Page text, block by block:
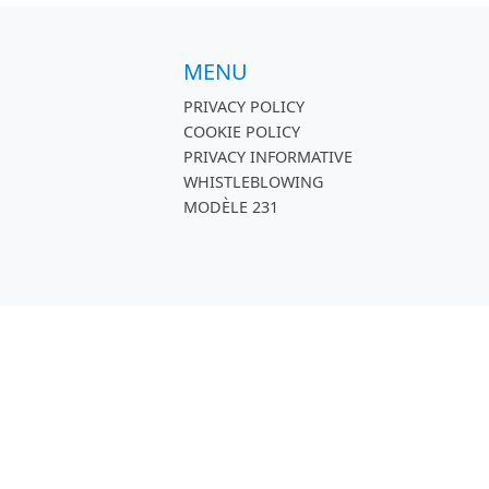
MENU
PRIVACY POLICY
COOKIE POLICY
PRIVACY INFORMATIVE
WHISTLEBLOWING
MODÈLE 231